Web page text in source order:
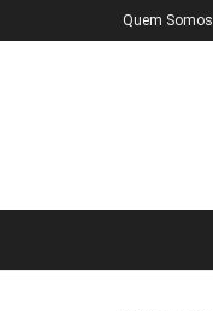
Quem Somos